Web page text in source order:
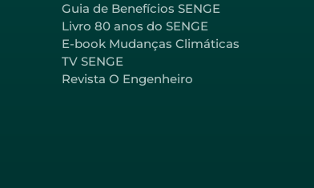
Guia de Benefícios SENGE
Livro 80 anos do SENGE
E-book Mudanças Climáticas
TV SENGE
Revista O Engenheiro